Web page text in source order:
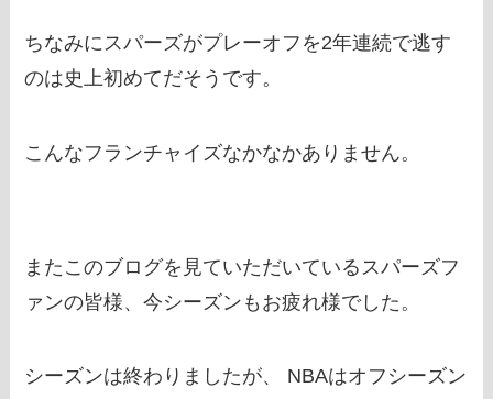
ちなみにスパーズがプレーオフを2年連続で逃す
のは史上初めてだそうです。
こんなフランチャイズなかなかありません。
またこのブログを見ていただいているスパーズフ
ァンの皆様、今シーズンもお疲れ様でした。
シーズンは終わりましたが、 NBAはオフシーズン